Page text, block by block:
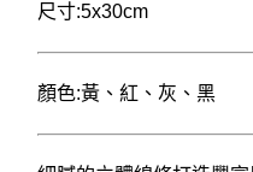
尺寸:5x30cm
顏色:黃、紅、灰、黑